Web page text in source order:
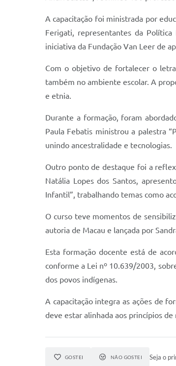
A capacitação foi ministrada por
Ferigati, representantes da Política
iniciativa da Fundação Van Leer de
Com o objetivo de fortalecer o
também no ambiente escolar. A
e etnia.
Durante a formação, foram
Paula Febatis ministrou a palestra
unindo ancestralidade e tecnologias.
Outro ponto de destaque foi a
Natália Lopes dos Santos,
Infantil”, trabalhando temas como
O curso teve momentos de
autoria de Macau e lançada por
Esta formação docente está de
conforme a Lei nº 10.639/2003,
dos povos indígenas.
A capacitação integra as ações de
deve estar alinhada aos princípios
GOSTEI NÃO GOSTEI Seja o